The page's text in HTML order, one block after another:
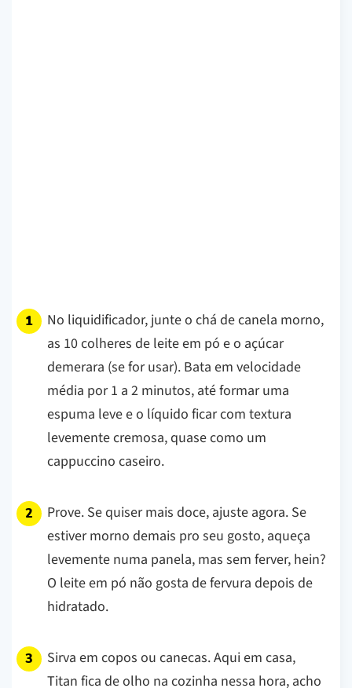
No liquidificador, junte o chá de canela morno,
as 10 colheres de leite em pó e o açúcar
demerara (se for usar). Bata em velocidade
média por 1 a 2 minutos, até formar uma
espuma leve e o líquido ficar com textura
levemente cremosa, quase como um
cappuccino caseiro.
Prove. Se quiser mais doce, ajuste agora. Se
estiver morno demais pro seu gosto, aqueça
levemente numa panela, mas sem ferver, hein?
O leite em pó não gosta de fervura depois de
hidratado.
Sirva em copos ou canecas. Aqui em casa,
Titan fica de olho na cozinha nessa hora, acho